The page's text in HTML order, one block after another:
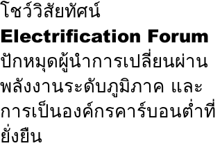
โชว์วิสัยทัศน์
Electrification Forum
ปักหมุดผู้นำการเปลี่ยนผ่าน
พลังงานระดับภูมิภาค และ
การเป็นองค์กรคาร์บอนต่ำที่
ยั่งยืน